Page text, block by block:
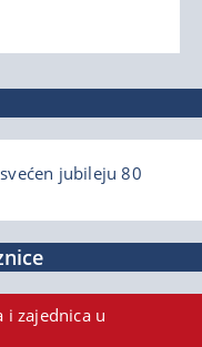
jubileju 80
i zajednica u